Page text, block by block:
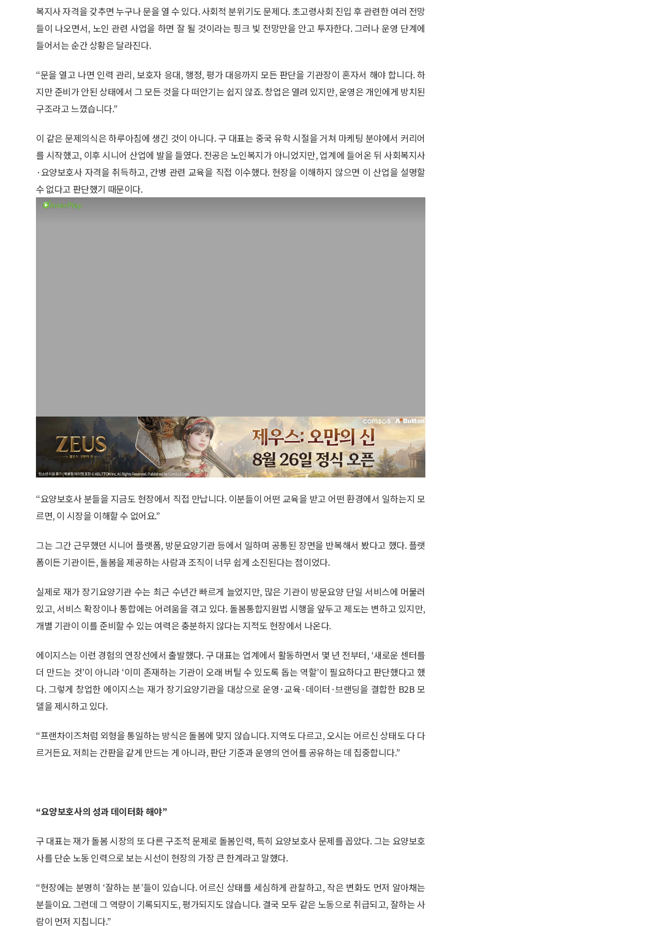
복지사 자격을 갖추면 누구나 문을 열 수 있다. 사회적 분위기도 문제다. 초고령사회 진입 후 관련한 여러 전망
들이 나오면서, 노인 관련 사업을 하면 잘 될 것이라는 핑크 빛 전망만을 안고 투자한다. 그러나 운영 단계에
들어서는 순간 상황은 달라진다.
“문을 열고 나면 인력 관리, 보호자 응대, 행정, 평가 대응까지 모든 판단을 기관장이 혼자서 해야 합니다. 하
지만 준비가 안된 상태에서 그 모든 것을 다 떠안기는 쉽지 않죠. 창업은 열려 있지만, 운영은 개인에게 방치된
구조라고 느꼈습니다.”
이 같은 문제의식은 하루아침에 생긴 것이 아니다. 구 대표는 중국 유학 시절을 거쳐 마케팅 분야에서 커리어
를 시작했고, 이후 시니어 산업에 발을 들였다. 전공은 노인복지가 아니었지만, 업계에 들어온 뒤 사회복지사
·요양보호사 자격을 취득하고, 간병 관련 교육을 직접 이수했다. 현장을 이해하지 않으면 이 산업을 설명할
수 없다고 판단했기 때문이다.
“요양보호사 분들을 지금도 현장에서 직접 만납니다. 이분들이 어떤 교육을 받고 어떤 환경에서 일하는지 모
르면, 이 시장을 이해할 수 없어요.”
그는 그간 근무했던 시니어 플랫폼, 방문요양기관 등에서 일하며 공통된 장면을 반복해서 봤다고 했다. 플랫
폼이든 기관이든, 돌봄을 제공하는 사람과 조직이 너무 쉽게 소진된다는 점이었다.
실제로 재가 장기요양기관 수는 최근 수년간 빠르게 늘었지만, 많은 기관이 방문요양 단일 서비스에 머물러
있고, 서비스 확장이나 통합에는 어려움을 겪고 있다. 돌봄통합지원법 시행을 앞두고 제도는 변하고 있지만,
개별 기관이 이를 준비할 수 있는 여력은 충분하지 않다는 지적도 현장에서 나온다.
에이지스는 이런 경험의 연장선에서 출발했다. 구 대표는 업계에서 활동하면서 몇 년 전부터, ‘새로운 센터를
더 만드는 것’이 아니라 ‘이미 존재하는 기관이 오래 버틸 수 있도록 돕는 역할’이 필요하다고 판단했다고 했
다. 그렇게 창업한 에이지스는 재가 장기요양기관을 대상으로 운영·교육·데이터·브랜딩을 결합한 B2B 모
델을 제시하고 있다.
“프랜차이즈처럼 외형을 통일하는 방식은 돌봄에 맞지 않습니다. 지역도 다르고, 오시는 어르신 상태도 다 다
르거든요. 저희는 간판을 같게 만드는 게 아니라, 판단 기준과 운영의 언어를 공유하는 데 집중합니다.”
“요양보호사의 성과 데이터화 해야”
구 대표는 재가 돌봄 시장의 또 다른 구조적 문제로 돌봄인력, 특히 요양보호사 문제를 꼽았다. 그는 요양보호
사를 단순 노동 인력으로 보는 시선이 현장의 가장 큰 한계라고 말했다.
“현장에는 분명히 ‘잘하는 분’들이 있습니다. 어르신 상태를 세심하게 관찰하고, 작은 변화도 먼저 알아채는
분들이요. 그런데 그 역량이 기록되지도, 평가되지도 않습니다. 결국 모두 같은 노동으로 취급되고, 잘하는 사
람이 먼저 지칩니다.”